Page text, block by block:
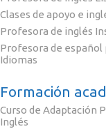
Clases de apoyo e
Profesora de inglés
Profesora de
Idiomas
Formación
Curso de Adaptación
Inglés